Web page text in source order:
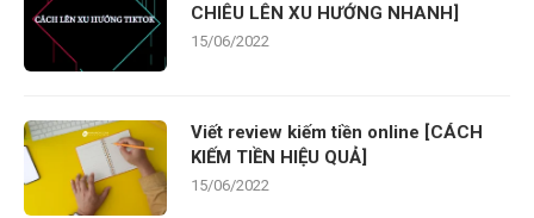
CHIÊU LÊN XU HƯỚNG NHANH]
15/06/2022
Viết review kiếm tiền online [CÁCH
KIẾM TIỀN HIỆU QUẢ]
15/06/2022